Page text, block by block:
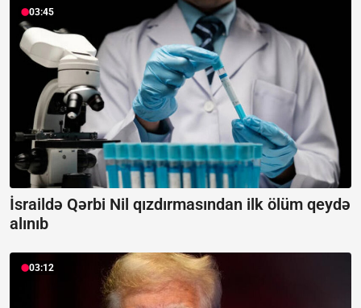
03:45
İsraildə Qərbi Nil qızdırmasından ilk ölüm qeydə
alınıb
03:12